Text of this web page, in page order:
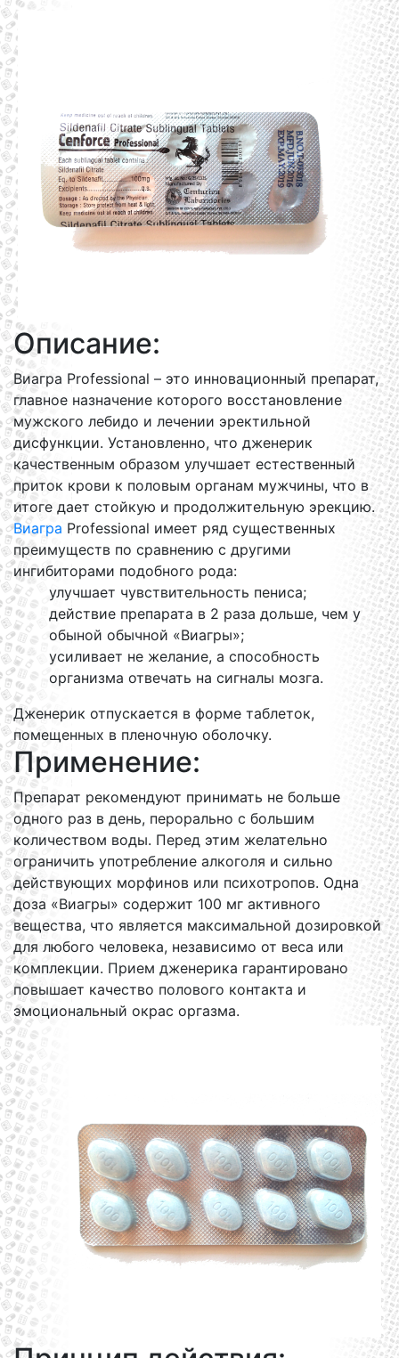
Описание:
Виагра Professional – это инновационный препарат,
главное назначение которого восстановление
мужского лебидо и лечении эректильной
дисфункции. Установленно, что дженерик
качественным образом улучшает естественный
приток крови к половым органам мужчины, что в
итоге дает стойкую и продолжительную эрекцию.
Виагра Professional имеет ряд существенных
преимуществ по сравнению с другими
ингибиторами подобного рода:
улучшает чувствительность пениса;
действие препарата в 2 раза дольше, чем у
обыной обычной «Виагры»;
усиливает не желание, а способность
организма отвечать на сигналы мозга.
Дженерик отпускается в форме таблеток,
помещенных в пленочную оболочку.
Применение:
Препарат рекомендуют принимать не больше
одного раз в день, перорально с большим
количеством воды. Перед этим желательно
ограничить употребление алкоголя и сильно
действующих морфинов или психотропов. Одна
доза «Виагры» содержит 100 мг активного
вещества, что является максимальной дозировкой
для любого человека, независимо от веса или
комплекции. Прием дженерика гарантировано
повышает качество полового контакта и
эмоциональный окрас оргазма.